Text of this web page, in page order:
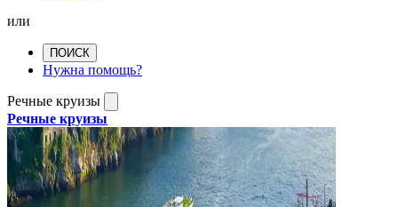
или
ПОИСК
Нужна помощь?
Речные круизы
Речные круизы